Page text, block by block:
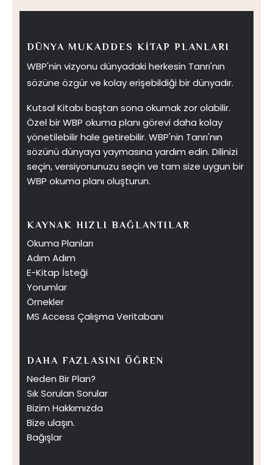
DÜNYA MUKADDES KITAP PLANLARI
WBP'nin vizyonu dünyadaki herkesin Tanrı'nın
sözüne özgür ve kolay erişebildiği bir dünyadır.
Kutsal Kitabı baştan sona okumak zor olabilir.
Özel bir WBP okuma planı görevi daha kolay
yönetilebilir hale getirebilir. WBP'nin Tanrı'nın
sözünü dünyaya yaymasına yardım edin. Dilinizi
seçin, versiyonunuzu seçin ve tam size uygun bir
WBP okuma planı oluşturun.
KAYNAK HIZLI BAĞLANTILAR
Okuma Planları
Adım Adım
E-Kitap İsteği
Yorumlar
Örnekler
MS Access Çalışma Veritabanı
DAHA FAZLASINI ÖĞREN
Neden Bir Plan?
Sık Sorulan Sorular
Bizim Hakkımızda
Bize ulaşın.
Bağışlar